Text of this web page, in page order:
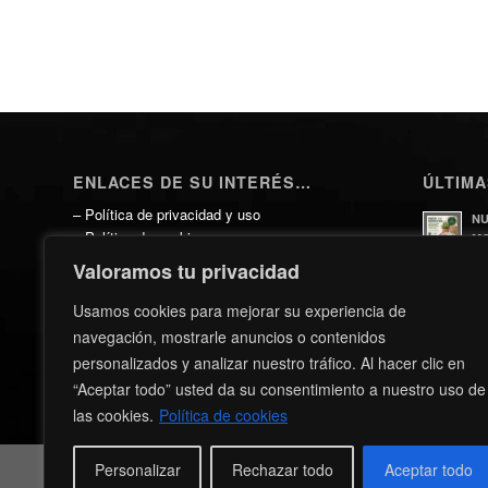
Valoramos tu privacidad
Usamos cookies para mejorar su experiencia de
navegación, mostrarle anuncios o contenidos
personalizados y analizar nuestro tráfico. Al hacer clic en
“Aceptar todo” usted da su consentimiento a nuestro uso de
las cookies. Política de cookies
Personalizar Rechazar todo Aceptar todo
ENLACES DE SU INTERÉS…
– Política de privacidad y uso
–Política de cookies
–Consentimiento para información
–Suscripción al boletín
–Antasur; Seguros y Comunidades
Agencia Tributaria
BOC – Boletín Oficial de Canarias
–BOE – Boletín Oficial del Estado
–Cámara de Comercio de Tenerife
5
3